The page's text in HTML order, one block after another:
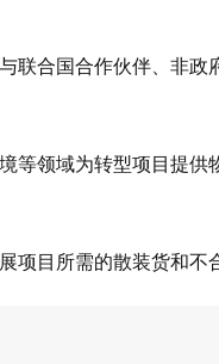
合国合作伙伴、非
等领域为转型项目提供
项目所需的散装货和不